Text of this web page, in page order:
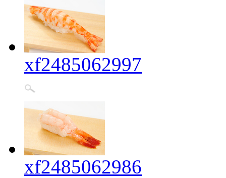
xf2485062997
xf2485062986